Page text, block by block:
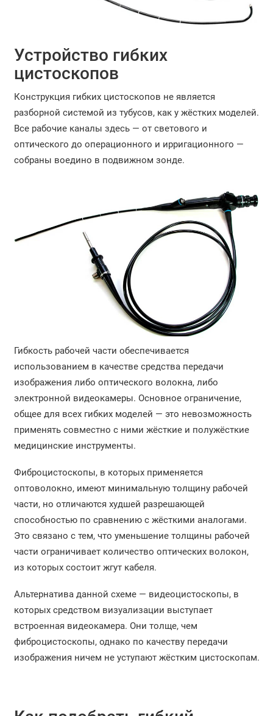
Устройство гибких
цистоскопов
Конструкция гибких цистоскопов не является
разборной системой из тубусов, как у жёстких моделей.
Все рабочие каналы здесь — от светового и
оптического до операционного и ирригационного —
собраны воедино в подвижном зонде.
Гибкость рабочей части обеспечивается
использованием в качестве средства передачи
изображения либо оптического волокна, либо
электронной видеокамеры. Основное ограничение,
общее для всех гибких моделей — это невозможность
применять совместно с ними жёсткие и полужёсткие
медицинские инструменты.
Фиброцистоскопы, в которых применяется
оптоволокно, имеют минимальную толщину рабочей
части, но отличаются худшей разрешающей
способностью по сравнению с жёсткими аналогами.
Это связано с тем, что уменьшение толщины рабочей
части ограничивает количество оптических волокон,
из которых состоит жгут кабеля.
Альтернатива данной схеме — видеоцистоскопы, в
которых средством визуализации выступает
встроенная видеокамера. Они толще, чем
фиброцистоскопы, однако по качеству передачи
изображения ничем не уступают жёстким цистоскопам.